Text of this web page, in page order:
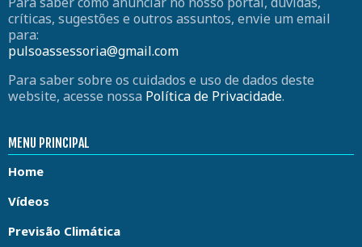
críticas, sugestões e outros assuntos, envie um email
para:
pulsoassessoria@gmail.com
Para saber sobre os cuidados e uso de dados deste
website, acesse nossa Política de Privacidade.
MENU PRINCIPAL
Home
Vídeos
Previsão Climática